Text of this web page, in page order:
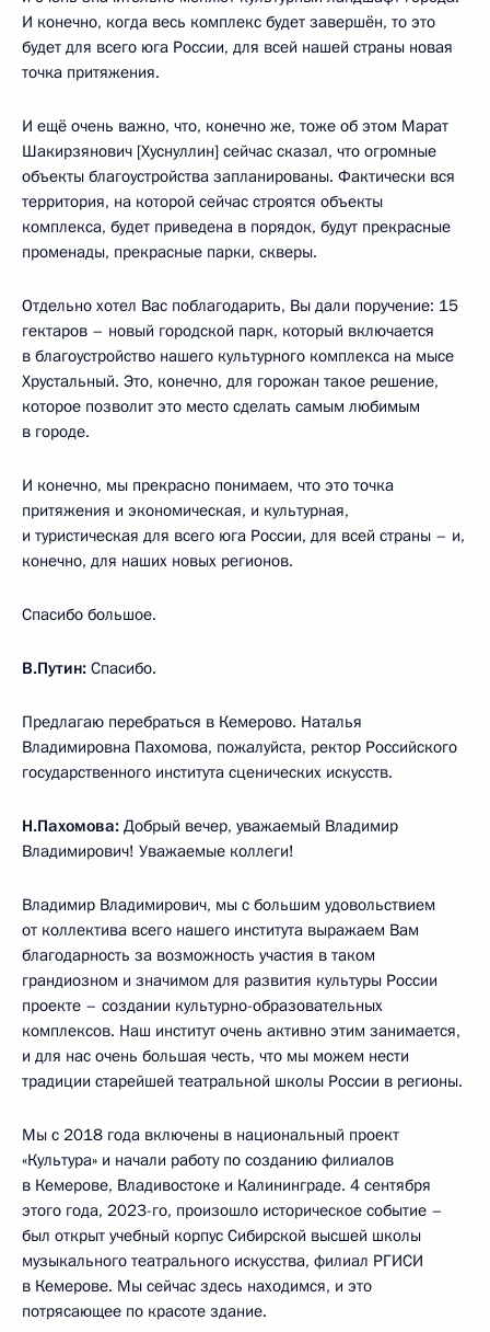
И конечно, когда весь комплекс будет завершён, то это
будет для всего юга России, для всей нашей страны новая
точка притяжения.
И ещё очень важно, что, конечно же, тоже об этом Марат
Шакирзянович [Хуснуллин] сейчас сказал, что огромные
объекты благоустройства запланированы. Фактически вся
территория, на которой сейчас строятся объекты
комплекса, будет приведена в порядок, будут прекрасные
променады, прекрасные парки, скверы.
Отдельно хотел Вас поблагодарить, Вы дали поручение: 15
гектаров – новый городской парк, который включается
в благоустройство нашего культурного комплекса на мысе
Хрустальный. Это, конечно, для горожан такое решение,
которое позволит это место сделать самым любимым
в городе.
И конечно, мы прекрасно понимаем, что это точка
притяжения и экономическая, и культурная,
и туристическая для всего юга России, для всей страны – и,
конечно, для наших новых регионов.
Спасибо большое.
В.Путин: Спасибо.
Предлагаю перебраться в Кемерово. Наталья
Владимировна Пахомова, пожалуйста, ректор Российского
государственного института сценических искусств.
Н.Пахомова: Добрый вечер, уважаемый Владимир
Владимирович! Уважаемые коллеги!
Владимир Владимирович, мы с большим удовольствием
от коллектива всего нашего института выражаем Вам
благодарность за возможность участия в таком
грандиозном и значимом для развития культуры России
проекте – создании культурно-образовательных
комплексов. Наш институт очень активно этим занимается,
и для нас очень большая честь, что мы можем нести
традиции старейшей театральной школы России в регионы.
Мы с 2018 года включены в национальный проект
«Культура» и начали работу по созданию филиалов
в Кемерове, Владивостоке и Калининграде. 4 сентября
этого года, 2023-го, произошло историческое событие –
был открыт учебный корпус Сибирской высшей школы
музыкального театрального искусства, филиал РГИСИ
в Кемерове. Мы сейчас здесь находимся, и это
потрясающее по красоте здание.